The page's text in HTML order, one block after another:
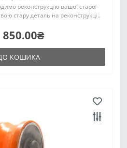
реконструкцію вашої старої
стару деталь на реконструкці..
850.00₴
КОШИКА